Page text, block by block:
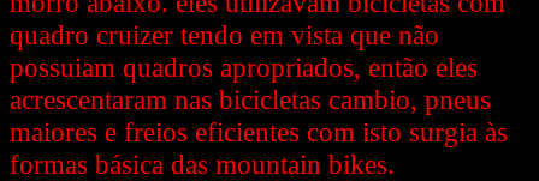
quadro cruizer tendo em vista que não
possuiam quadros apropriados, então eles
acrescentaram nas bicicletas cambio, pneus
maiores e freios eficientes com isto surgia às
formas básica das mountain bikes.